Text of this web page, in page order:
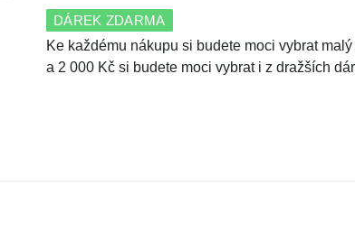
DÁREK ZDARMA
Ke každému nákupu si budete moci vybrat
a 2 000 Kč si budete moci vybrat i z dražších